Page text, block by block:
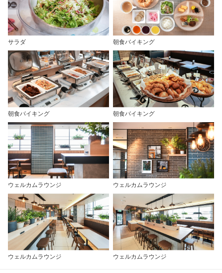
サラダ 朝食バイキング
朝食バイキング 朝食バイキング
ウェルカムラウンジ ウェルカムラウンジ
ウェルカムラウンジ ウェルカムラウンジ